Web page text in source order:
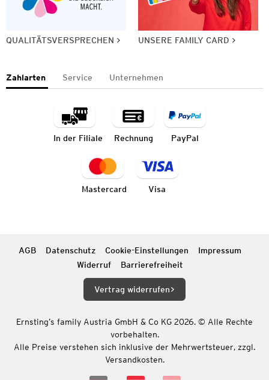
QUALITÄTSVERSPRECHEN UNSERE FAMILY CARD
Zahlarten Service Unternehmen
In der Filiale Rechnung PayPal
Mastercard Visa
AGB Datenschutz Cookie-Einstellungen
Impressum
Widerruf
Barrierefreiheit
Vertrag widerrufen
Ernsting’s family Austria GmbH & Co KG 2026. © Alle Rechte
vorbehalten.
Alle Preise verstehen sich inklusive der Mehrwertsteuer, zzgl.
Versandkosten.